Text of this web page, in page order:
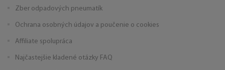
Zber odpadových pneumatík
Ochrana osobných údajov a poučenie o cookies
Affiliate spolupráca
Najčastejšie kladené otázky FAQ